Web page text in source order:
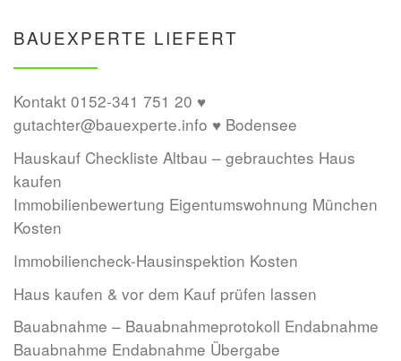
BAUEXPERTE LIEFERT
Kontakt 0152-341 751 20 ♥
gutachter@bauexperte.info ♥ Bodensee
Hauskauf Checkliste Altbau – gebrauchtes Haus
kaufen
Immobilienbewertung Eigentumswohnung München
Kosten
Immobiliencheck-Hausinspektion Kosten
Haus kaufen & vor dem Kauf prüfen lassen
Bauabnahme – Bauabnahmeprotokoll Endabnahme
Bauabnahme Endabnahme Übergabe